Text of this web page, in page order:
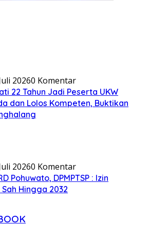
20260 Komentar
22 Tahun Jadi Peserta UKW
dan Lolos Kompeten, Buktikan
20260 Komentar
Pohuwato, DPMPTSP : Izin
Hingga 2032